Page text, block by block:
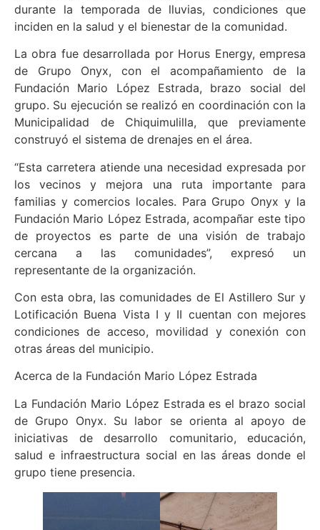
durante la temporada de lluvias, condiciones que
inciden en la salud y el bienestar de la comunidad.
La obra fue desarrollada por Horus Energy, empresa
de Grupo Onyx, con el acompañamiento de la
Fundación Mario López Estrada, brazo social del
grupo. Su ejecución se realizó en coordinación con la
Municipalidad de Chiquimulilla, que previamente
construyó el sistema de drenajes en el área.
“Esta carretera atiende una necesidad expresada por
los vecinos y mejora una ruta importante para
familias y comercios locales. Para Grupo Onyx y la
Fundación Mario López Estrada, acompañar este tipo
de proyectos es parte de una visión de trabajo
cercana a las comunidades”, expresó un
representante de la organización.
Con esta obra, las comunidades de El Astillero Sur y
Lotificación Buena Vista I y II cuentan con mejores
condiciones de acceso, movilidad y conexión con
otras áreas del municipio.
Acerca de la Fundación Mario López Estrada
La Fundación Mario López Estrada es el brazo social
de Grupo Onyx. Su labor se orienta al apoyo de
iniciativas de desarrollo comunitario, educación,
salud e infraestructura social en las áreas donde el
grupo tiene presencia.